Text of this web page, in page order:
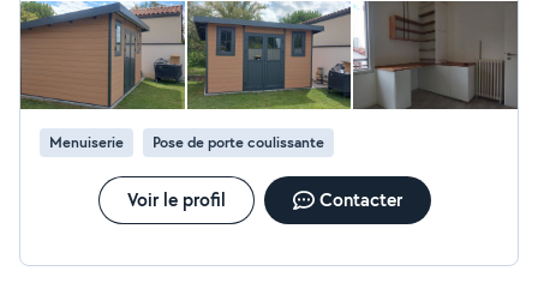
Menuiserie Pose de porte coulissante
Voir le profil Contacter